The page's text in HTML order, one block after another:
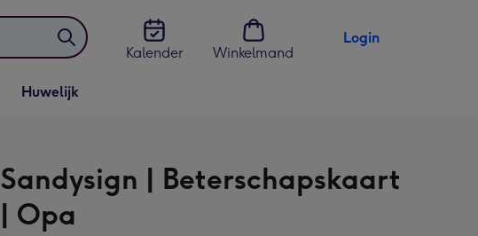
Kalender
Winkelmand
Login
Vervolgkeuzelijst
Huwelijk openen
Huwelijk
Sandysign | Beterschapskaart
| Opa